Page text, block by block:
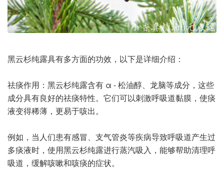
黑云杉纯露具有多方面的功效，以下是详细介绍：
祛痰作用：黑云杉纯露含有 α - 松油醇、龙脑等成分，这些
成分具有良好的祛痰特性。它们可以刺激呼吸道黏膜，使痰
液变得稀薄，更易于咳出。
例如，当人们患有感冒、支气管炎等疾病导致呼吸道产生过
多痰液时，使用黑云杉纯露进行蒸汽吸入，能够帮助清理呼
吸道，缓解咳嗽和咳痰的症状。